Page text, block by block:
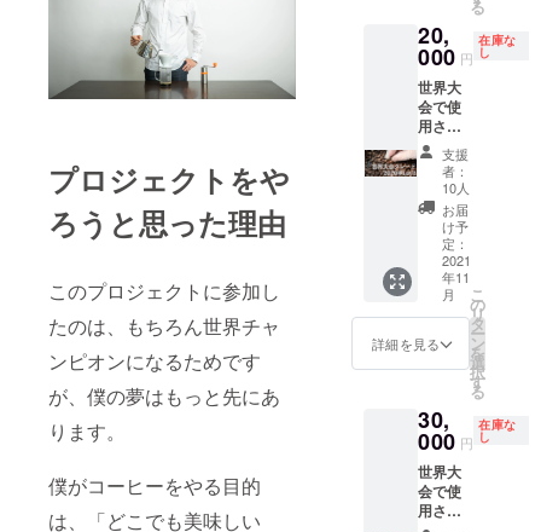
プロジェクトをや
ろうと思った理由
このプロジェクトに参加し
たのは、もちろん世界チャ
ンピオンになるためです
が、僕の夢はもっと先にあ
ります。
僕がコーヒーをやる目的
は、「どこでも美味しい
ンジュ
ラス 農
園：ク
アルビ
シク
レータ
品種：
ゲイ
シャ種
精製：
ナチュ
ラル精
んでも
相談に
乗りま
す。
コー
ヒーの
美味し
い淹れ
方など
の講義
も承り
ます。
時間：1
時間 日
時：終
了後に
相談し
に相談
して決
定
る
20,
000 円
在庫な
し
世界大
会で使
用され
るよう
なグ
レード
のコー
ヒー
100g ミ
ディア
ムロー
スト ※
大会使
用の
ロット
とは異
す。
2020年
の大会
向けに
購入し
ていた
支援
者：
10人
お届
け予
定：
2021
年11
月
詳細を見る
こ
の
リ
タ
ー
ン
を
選
択
す
る
30,
000 円
在庫な
し
世界大
会で使
用され